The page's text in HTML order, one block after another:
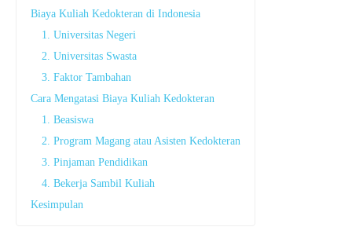
Biaya Kuliah Kedokteran di Indonesia
1. Universitas Negeri
2. Universitas Swasta
3. Faktor Tambahan
Cara Mengatasi Biaya Kuliah Kedokteran
1. Beasiswa
2. Program Magang atau Asisten Kedokteran
3. Pinjaman Pendidikan
4. Bekerja Sambil Kuliah
Kesimpulan